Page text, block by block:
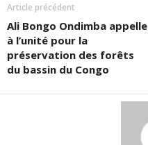
Article précédent
Ali Bongo Ondimba appelle
à l’unité pour la
préservation des forêts
du bassin du Congo